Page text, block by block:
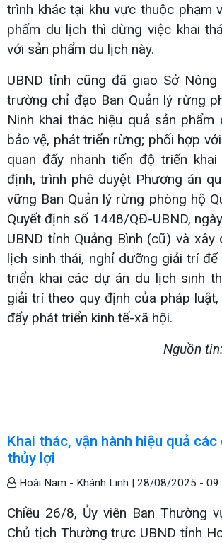
trình khác tại khu vực thuộc phạm
phẩm du lịch thì dừng việc khai
với sản phẩm du lịch này.
UBND tỉnh cũng đã giao Sở
trường chỉ đạo Ban Quản lý rừng
Ninh khai thác hiệu quả sản phẩm
bảo vệ, phát triển rừng; phối hợp
quan đẩy nhanh tiến độ triển
định, trình phê duyệt Phương án
vững Ban Quản lý rừng phòng hộ
Quyết định số 1448/QĐ-UBND,
UBND tỉnh Quảng Bình (cũ) và
lịch sinh thái, nghỉ dưỡng giải trí
triển khai các dự án du lịch sinh
giải trí theo quy định của pháp
đẩy phát triển kinh tế-xã hội.
Nguồn
Khai thác, vận hành hiệu quả
thủy lợi
Hoài Nam - Khánh Linh | 28/08/2025 -
Chiều 26/8, Ủy viên Ban Thường
Chủ tịch Thường trực UBND tỉnh